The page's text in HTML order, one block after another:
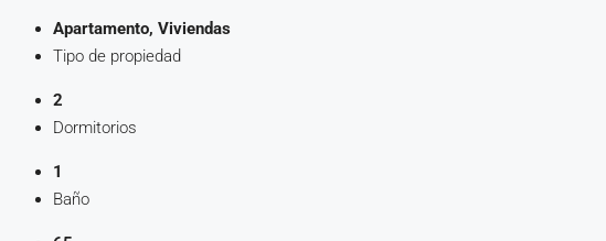
Apartamento, Viviendas
Tipo de propiedad
2
Dormitorios
1
Baño